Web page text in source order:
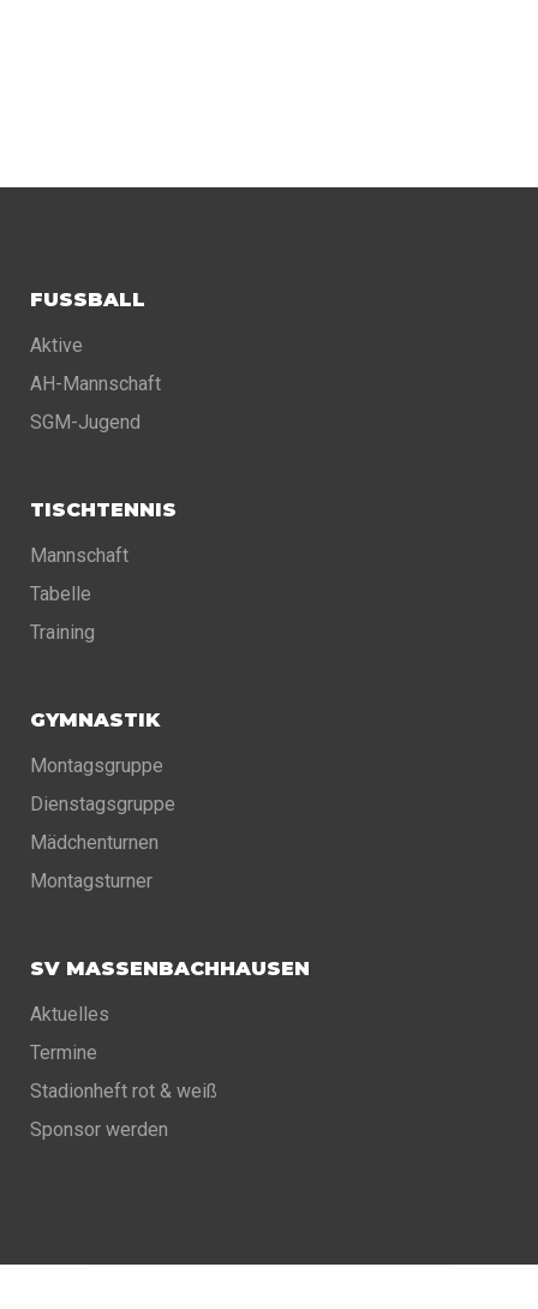
FUSSBALL
Aktive
AH-Mannschaft
SGM-Jugend
TISCHTENNIS
Mannschaft
Tabelle
Training
GYMNASTIK
Montagsgruppe
Dienstagsgruppe
Mädchenturnen
Montagsturner
SV MASSENBACHHAUSEN
Aktuelles
Termine
Stadionheft rot & weiß
Sponsor werden